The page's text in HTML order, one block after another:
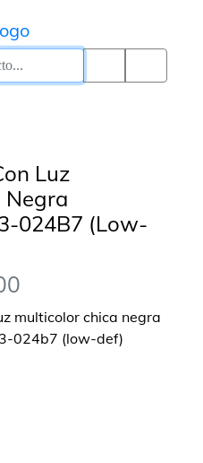
Luz
Negra
024B7 (Low-